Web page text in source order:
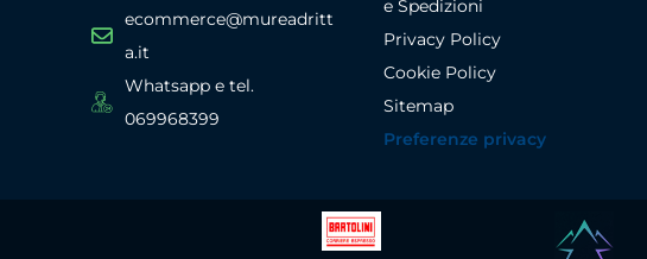
ecommerce@mureadritt
a.it
Whatsapp e tel.
069968399
e Spedizioni
Privacy Policy
Cookie Policy
Sitemap
Preferenze privacy